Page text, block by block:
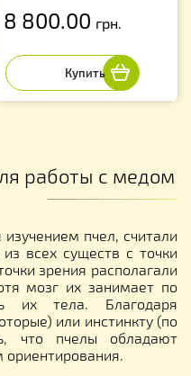
8 800.00 грн.
работы с медом
пчел, считали
всех существ с точки
зрения располагали
мозг их занимает по
их тела. Благодаря
или инстинкту (по
что пчелы обладают
ориентирования.